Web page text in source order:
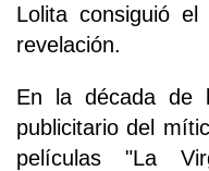
Lolita consiguió
revelación.
En la década de
publicitario del
películas "La